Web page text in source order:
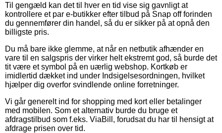
Til gengæld kan det til hver en tid vise sig gavnligt at
kontrollere et par e-butikker efter tilbud på Snap off forinden
du gennemfører din handel, så du er sikker på at opnå den
billigste pris.
Du må bare ikke glemme, at når en netbutik afhænder en
vare til en salgspris der virker helt ekstremt god, så burde det
tit være et symbol på en uærlig webshop. Kortkøb er
imidlertid dækket ind under Indsigelsesordningen, hvilket
hjælper dig overfor svindlende online forretninger.
Vi går generelt ind for shopping med kort eller betalinger
med mobilen. Som et alternativ burde du bruge et
afdragstilbud som f.eks. ViaBill, forudsat du har til hensigt at
afdrage prisen over tid.